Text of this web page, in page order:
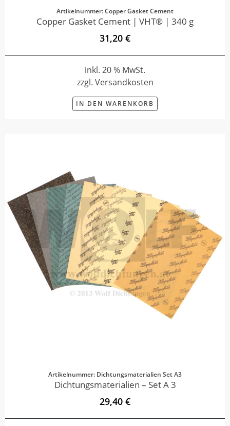
Artikelnummer: Copper Gasket Cement
Copper Gasket Cement | VHT® | 340 g
31,20 €
inkl. 20 % MwSt.
zzgl. Versandkosten
IN DEN WARENKORB
Artikelnummer: Dichtungsmaterialien Set A3
Dichtungsmaterialien – Set A 3
29,40 €